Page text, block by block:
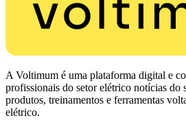
A Voltimum é uma plataforma digital e
profissionais do setor elétrico notícias do
produtos, treinamentos e ferramentas
elétrico.